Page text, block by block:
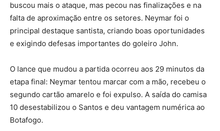
buscou mais o ataque, mas pecou nas finalizações e na
falta de aproximação entre os setores. Neymar foi o
principal destaque santista, criando boas oportunidades
e exigindo defesas importantes do goleiro John.
O lance que mudou a partida ocorreu aos 29 minutos da
etapa final: Neymar tentou marcar com a mão, recebeu o
segundo cartão amarelo e foi expulso. A saída do camisa
10 desestabilizou o Santos e deu vantagem numérica ao
Botafogo.